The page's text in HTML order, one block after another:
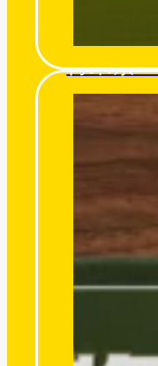
得來素